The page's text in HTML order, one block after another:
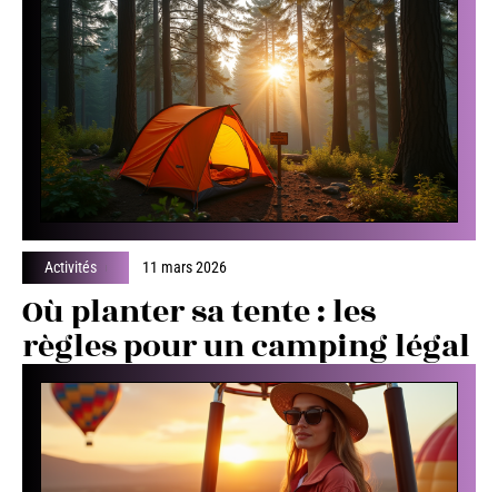
Activités 11 mars 2026
Où planter sa tente : les
règles pour un camping légal